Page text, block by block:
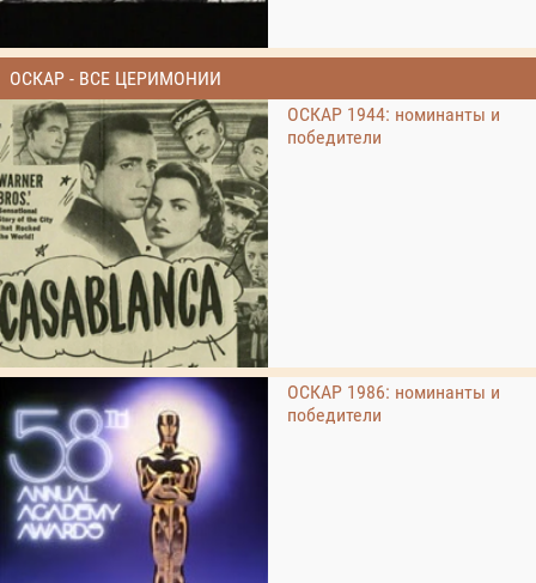
ОСКАР - ВСЕ ЦЕРИМОНИИ
ОСКАР 1944: номинанты и
победители
ОСКАР 1986: номинанты и
победители